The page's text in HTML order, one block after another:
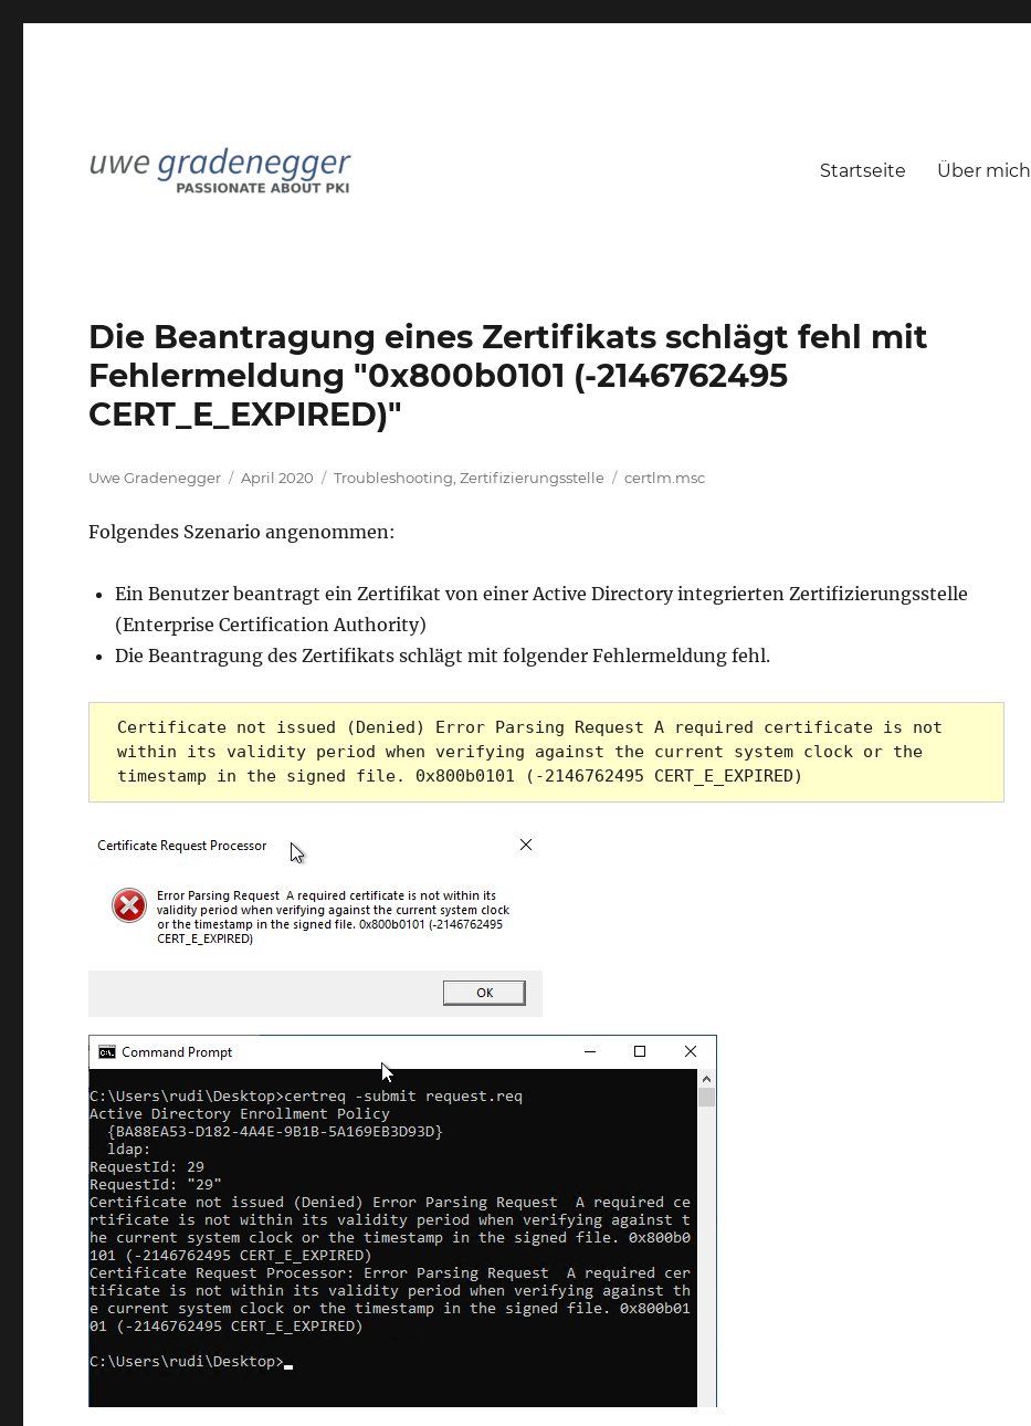
Startseite Über mich
Die Beantragung eines Zertifikats schlägt fehl mit
Fehlermeldung "0x800b0101 (-2146762495
CERT_E_EXPIRED)"
Autor
Uwe Gradenegger
Veröffentlicht
April 2020 Kategorien
Troubleshooting,Zertifizierungsstelle Schlagwörter
certlm.msc
Folgendes Szenario angenommen:
Ein Benutzer beantragt ein Zertifikat von einer Active Directory integrierten Zertifizierungsstelle
(Enterprise Certification Authority)
Die Beantragung des Zertifikats schlägt mit folgender Fehlermeldung fehl.
Certificate not issued (Denied) Error Parsing Request A required certificate is not
within its validity period when verifying against the current system clock or the
timestamp in the signed file. 0x800b0101 (-2146762495 CERT_E_EXPIRED)